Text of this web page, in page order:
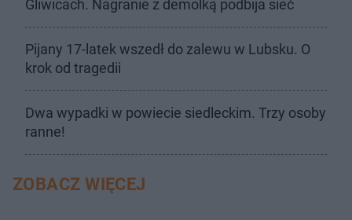
Gliwicach. Nagranie z demolką podbija sieć
Pijany 17-latek wszedł do zalewu w Lubsku. O
krok od tragedii
Dwa wypadki w powiecie siedleckim. Trzy osoby
ranne!
ZOBACZ WIĘCEJ